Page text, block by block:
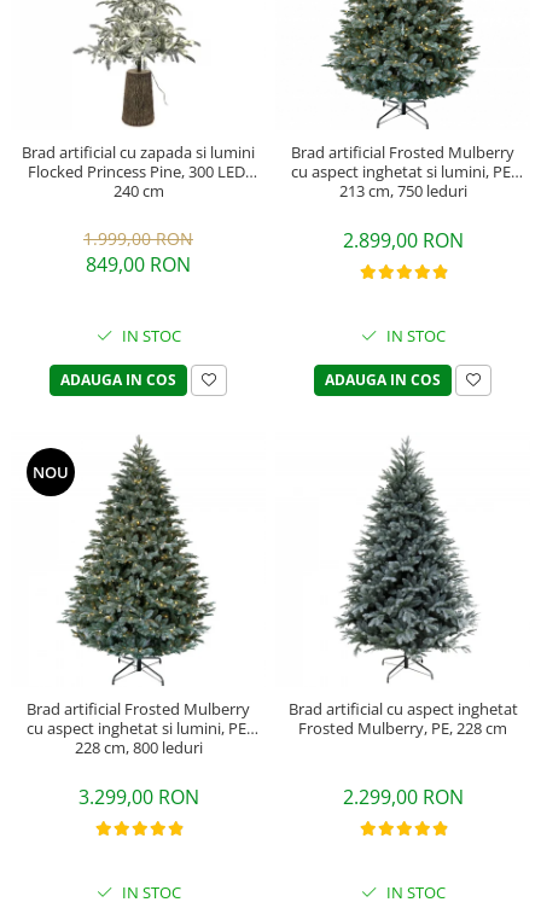
Brad artificial cu zapada si lumini
Flocked Princess Pine, 300 LED,
240 cm
1.999,00 RON
849,00 RON
IN STOC
ADAUGA IN COS
Brad artificial Frosted Mulberry
cu aspect inghetat si lumini, PE,
213 cm, 750 leduri
2.899,00 RON
IN STOC
ADAUGA IN COS
NOU
Brad artificial Frosted Mulberry
cu aspect inghetat si lumini, PE,
228 cm, 800 leduri
3.299,00 RON
IN STOC
Brad artificial cu aspect inghetat
Frosted Mulberry, PE, 228 cm
2.299,00 RON
IN STOC